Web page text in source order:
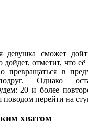
девушка сможет
дойдет, отметит, что
превращаться в
Однако
20 и более
поводом перейти на
хватом